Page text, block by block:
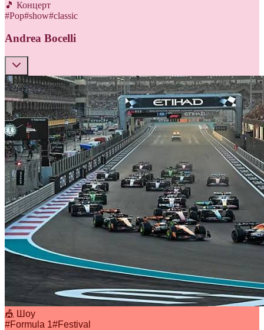
🎵 Концерт
#Pop#show#classic
Andrea Bocelli
🎪 Шоу
#Formula 1#Festival